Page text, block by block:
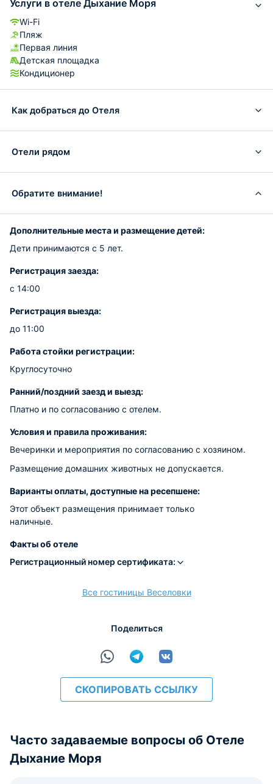
Услуги в отеле Дыхание Моря
Wi-Fi
Пляж
Первая линия
Детская площадка
Кондиционер
Как добраться до Отеля
Отели рядом
Обратите внимание!
Дополнительные места и размещение детей:
Дети принимаются с 5 лет.
Регистрация заезда:
с 14:00
Регистрация выезда:
до 11:00
Работа стойки регистрации:
Круглосуточно
Ранний/поздний заезд и выезд:
Платно и по согласованию с отелем.
Условия и правила проживания:
Вечеринки и мероприятия по согласованию с хозяином.
Размещение домашних животных не допускается.
Варианты оплаты, доступные на ресепшене:
Этот объект размещения принимает только
наличные.
Факты об отеле
Регистрационный номер сертификата:
Все гостиницы Веселовки
Поделиться
СКОПИРОВАТЬ ССЫЛКУ
Часто задаваемые вопросы об Отеле
Дыхание Моря